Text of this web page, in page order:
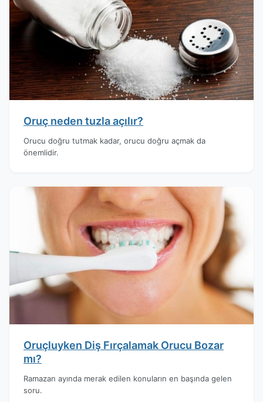
Oruç neden tuzla açılır?
Orucu doğru tutmak kadar, orucu doğru açmak da
önemlidir.
Oruçluyken Diş Fırçalamak Orucu Bozar
mı?
Ramazan ayında merak edilen konuların en başında gelen
soru.